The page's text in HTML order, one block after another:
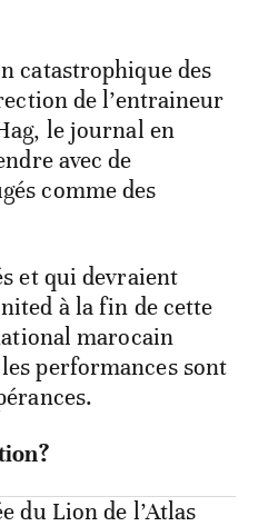
catastrophique des
de l’entraineur
le journal en
avec de
comme des
et qui devraient
à la fin de cette
marocain
performances sont
du Lion de l’Atlas